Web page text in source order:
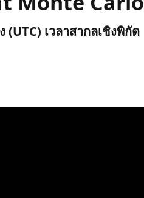
(UTC) เวลาสากลเชิงพิกัด